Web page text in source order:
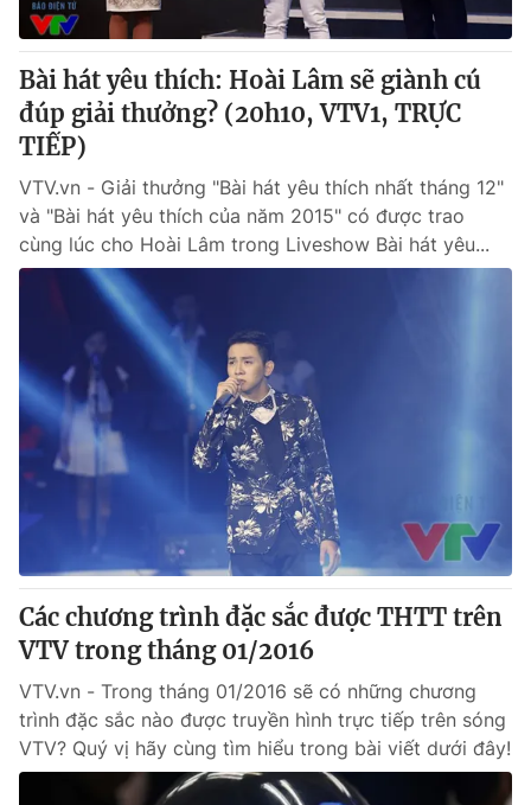
Bài hát yêu thích: Hoài Lâm sẽ giành cú
đúp giải thưởng? (20h10, VTV1, TRỰC
TIẾP)
VTV.vn - Giải thưởng "Bài hát yêu thích nhất tháng 12"
và "Bài hát yêu thích của năm 2015" có được trao
cùng lúc cho Hoài Lâm trong Liveshow Bài hát yêu...
Các chương trình đặc sắc được THTT trên
VTV trong tháng 01/2016
VTV.vn - Trong tháng 01/2016 sẽ có những chương
trình đặc sắc nào được truyền hình trực tiếp trên sóng
VTV? Quý vị hãy cùng tìm hiểu trong bài viết dưới đây!